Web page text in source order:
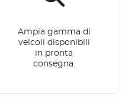
Ampia gamma di
veicoli disponibili
in pronta
consegna.